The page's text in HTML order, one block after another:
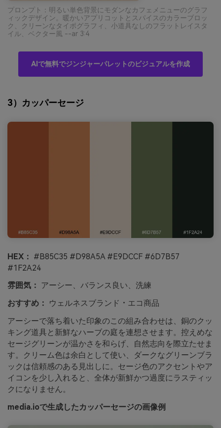
プロンプト：明るい単色背景にモダンなカフェメニューのグラフ
ィックデザイン。暖かいアプリコットとスパイスのカラーブロッ
ク、クリーンなタイポグラフィ、小道具なしのフラットレイスタ
イル、ベクター風 --ar 3:4
AIで無料でジンジャーパレットのビジュアルを作成
3）カッパーセージ
HEX： #B85C35 #D98A5A #E9DCCF #6D7B57
#1F2A24
雰囲気： アーシー、バランス良い、洗練
おすすめ：
ウェルネスブランド・エコ商品
アーシーで落ち着いた印象のこの組み合わせは、銅のクッ
キング道具と新鮮なハーブの庭を連想させます。控えめな
セージグリーンが温かさを和らげ、自然志向を際立たせま
す。クリーム色は余白として使い、ダークなグリーンブラ
ックは信頼感のある見出しに。セージ色のアクセントやア
イコンを少し入れると、全体が新鮮かつ過度にラスティッ
クになりません。
media.ioで生成したカッパーセージの画像例